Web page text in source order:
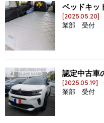
ベッドキッ
[2025.05.20]
業部 受付
認定中古車
[2025.05.19]
業部 受付